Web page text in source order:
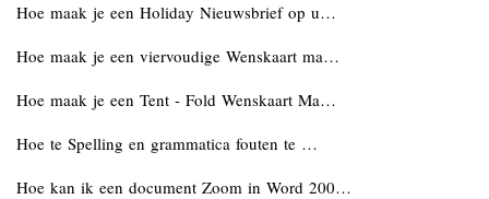
Hoe maak je een Holiday Nieuwsbrief op u…
Hoe maak je een viervoudige Wenskaart ma…
Hoe maak je een Tent - Fold Wenskaart Ma…
Hoe te Spelling en grammatica fouten te …
Hoe kan ik een document Zoom in Word 200…